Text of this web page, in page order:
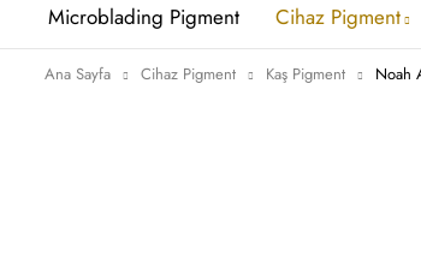
Microblading Pigment Cihaz Pigment
Ana Sayfa Cihaz Pigment Kaş Pigment Noah